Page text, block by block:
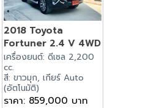
2018 Toyota
Fortuner 2.4 V 4WD
เครื่องยนต์: ดีเซล 2,200
cc.
สี: ขาวมุก, เกียร์ Auto
(อัตโนมัติ)
ราคา: 859,000 บาท